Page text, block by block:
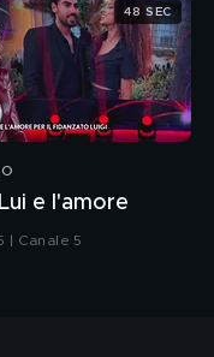
e l'amore
| Canale 5
48 SEC